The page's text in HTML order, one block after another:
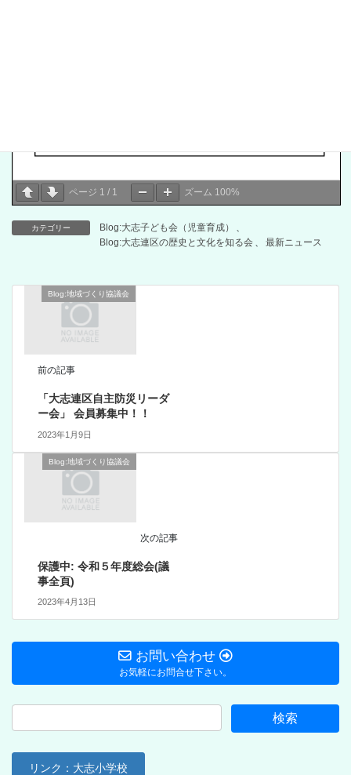
ページ 1 / 1 ズーム 100%
カテゴリー Blog:大志子ども会（児童育成）
、
Blog:大志連区の歴史と文化を知る会 、 最新ニュース
Blog:地域づくり協議会
前の記事
「大志連区自主防災リーダ
ー会」 会員募集中！！
2023年1月9日
Blog:地域づくり協議会
次の記事
保護中: 令和５年度総会(議
事全頁)
2023年4月13日
お問い合わせ
お気軽にお問合せ下さい。
リンク：大志小学校